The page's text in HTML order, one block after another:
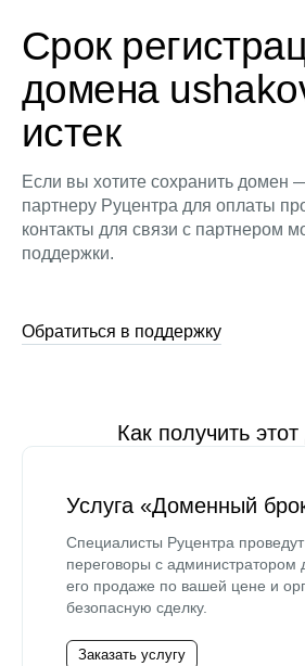
Срок
домена
истек
Если вы хотите сохранить домен
партнеру Руцентра для оплаты
контакты для связи с партнером
поддержки.
Обратиться в поддержку
Как получить
Услуга «Доменный
Специалисты Руцентра проведут
переговоры с администратором
его продаже по вашей цене и
безопасную сделку.
Заказать услугу